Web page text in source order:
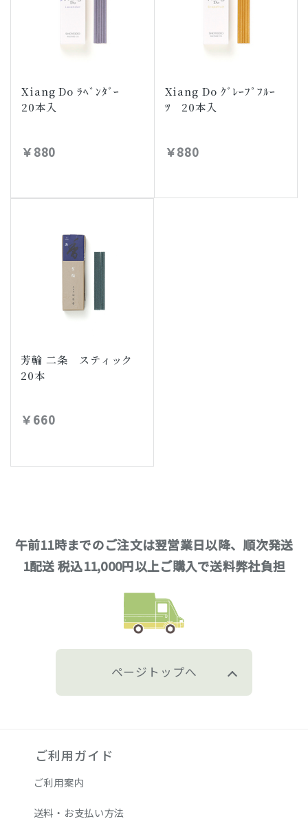
Xiang Do ﾗﾍﾞﾝﾀﾞｰ
20本入
￥880
Xiang Do ｸﾞﾚｰﾌﾟﾌﾙｰ
ﾂ 20本入
￥880
芳輪 二条 スティック
20本
￥660
午前11時までのご注文は翌営業日以降、順次発送
1配送 税込11,000円以上ご購入で送料弊社負担
ページトップへ
ご利用ガイド
ご利用案内
送料・お支払い方法